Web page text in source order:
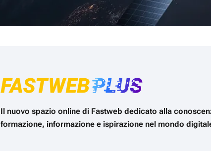
Il nuovo spazio online di Fastweb dedicato alla
formazione, informazione e ispirazione nel mondo